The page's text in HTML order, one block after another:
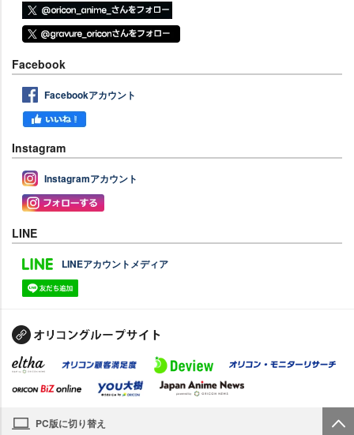
Facebook
Facebookアカウント
Instagram
Instagramアカウント
LINE
LINEアカウントメディア
PC版に切り替え